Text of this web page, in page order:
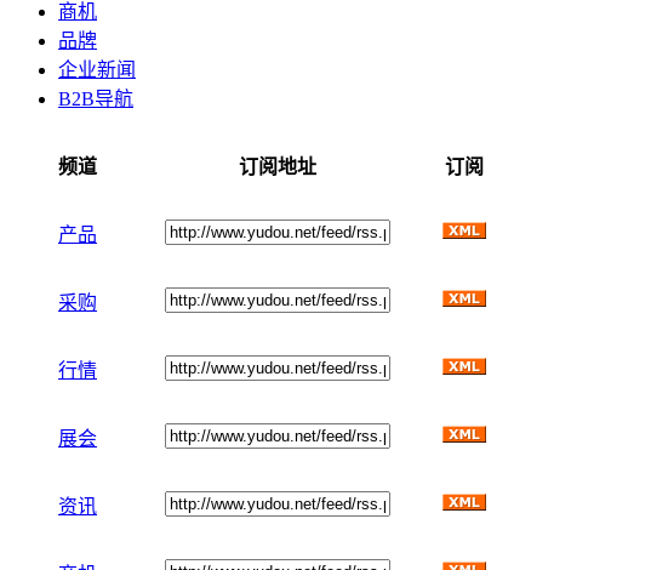
商机
品牌
企业新闻
B2B导航
频道 订阅地址 订阅
产品
采购
行情
展会
资讯